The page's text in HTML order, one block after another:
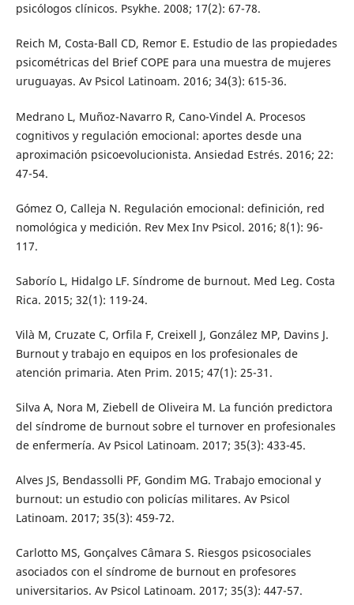
psicólogos clínicos. Psykhe. 2008; 17(2): 67-78.
Reich M, Costa-Ball CD, Remor E. Estudio de las propiedades
psicométricas del Brief COPE para una muestra de mujeres
uruguayas. Av Psicol Latinoam. 2016; 34(3): 615-36.
Medrano L, Muñoz-Navarro R, Cano-Vindel A. Procesos
cognitivos y regulación emocional: aportes desde una
aproximación psicoevolucionista. Ansiedad Estrés. 2016; 22:
47-54.
Gómez O, Calleja N. Regulación emocional: definición, red
nomológica y medición. Rev Mex Inv Psicol. 2016; 8(1): 96-
117.
Saborío L, Hidalgo LF. Síndrome de burnout. Med Leg. Costa
Rica. 2015; 32(1): 119-24.
Vilà M, Cruzate C, Orfila F, Creixell J, González MP, Davins J.
Burnout y trabajo en equipos en los profesionales de
atención primaria. Aten Prim. 2015; 47(1): 25-31.
Silva A, Nora M, Ziebell de Oliveira M. La función predictora
del síndrome de burnout sobre el turnover en profesionales
de enfermería. Av Psicol Latinoam. 2017; 35(3): 433-45.
Alves JS, Bendassolli PF, Gondim MG. Trabajo emocional y
burnout: un estudio con policías militares. Av Psicol
Latinoam. 2017; 35(3): 459-72.
Carlotto MS, Gonçalves Câmara S. Riesgos psicosociales
asociados con el síndrome de burnout en profesores
universitarios. Av Psicol Latinoam. 2017; 35(3): 447-57.